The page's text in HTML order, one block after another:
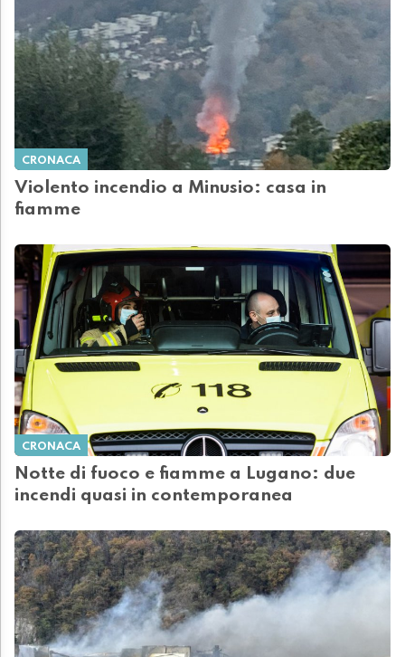
CRONACA
Violento incendio a Minusio: casa in
fiamme
CRONACA
Notte di fuoco e fiamme a Lugano: due
incendi quasi in contemporanea